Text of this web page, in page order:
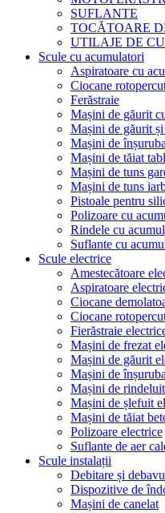
SUFLANTE
TOCĂTOARE
UTILAJE DE
Scule cu acumulatori
Aspiratoare cu
Ciocane
Ferăstraie
Mașini de găurit
Mașini de găurit
Mașini de
Mașini de tăiat
Mașini de tuns
Mașini de tuns
Pistoale pentru
Polizoare cu
Rindele cu
Suflante cu
Scule electrice
Amestecătoare
Aspiratoare
Ciocane
Ciocane
Fierăstraie
Mașini de frezat
Mașini de găurit
Mașini de
Mașini de
Mașini de șlefuit
Mașini de tăiat
Polizoare electrice
Suflante de aer
Scule instalații
Debitare și
Dispozitive de
Mașini de canelat